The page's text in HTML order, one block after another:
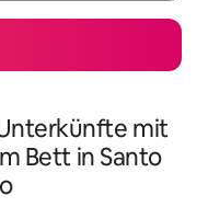
mit
Bett in Santo